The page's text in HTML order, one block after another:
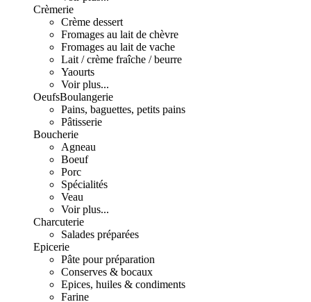
Crèmerie
Crème dessert
Fromages au lait de chèvre
Fromages au lait de vache
Lait / crème fraîche / beurre
Yaourts
Voir plus...
OeufsBoulangerie
Pains, baguettes, petits pains
Pâtisserie
Boucherie
Agneau
Boeuf
Porc
Spécialités
Veau
Voir plus...
Charcuterie
Salades préparées
Epicerie
Pâte pour préparation
Conserves & bocaux
Epices, huiles & condiments
Farine